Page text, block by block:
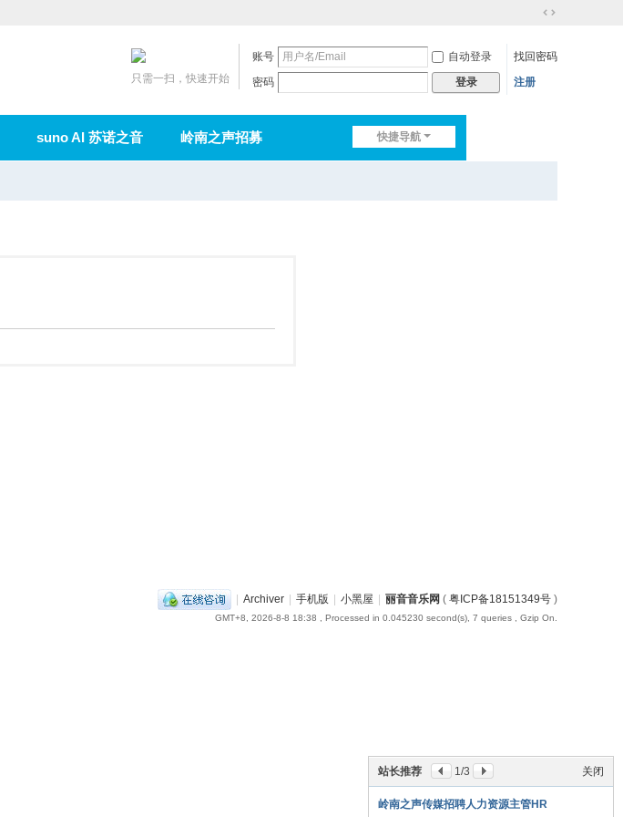
到
账号 自动登录
找回密码
密码
登录 注册
只需一扫，快速开始
快捷导航
suno AI 苏诺之音 岭南之声招募
关闭
站长推荐 1/3
岭南之声传媒招聘人力资源主管HR
| Archiver | 手机版 | 小黑屋 | 丽音音乐网 ( 粤ICP备18151349号 )
GMT+8, 2026-8-8 18:38 , Processed in 0.045230 second(s), 7 queries , Gzip On.